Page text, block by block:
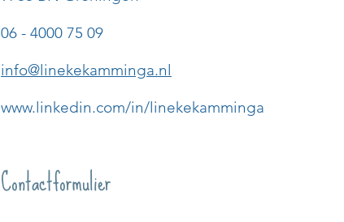
06 - 4000 75 09
info@linekekamminga.nl
www.linkedin.com/in/linekekamminga
Contactformulier